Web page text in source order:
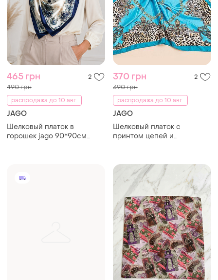
465 грн 2
490 грн
распродажа до 10 авг.
JAGO
Шелковый платок в
горошек jago 90*90см
370 грн 2
390 грн
распродажа до 10 авг.
JAGO
Шелковый платок с
принтом цепей и